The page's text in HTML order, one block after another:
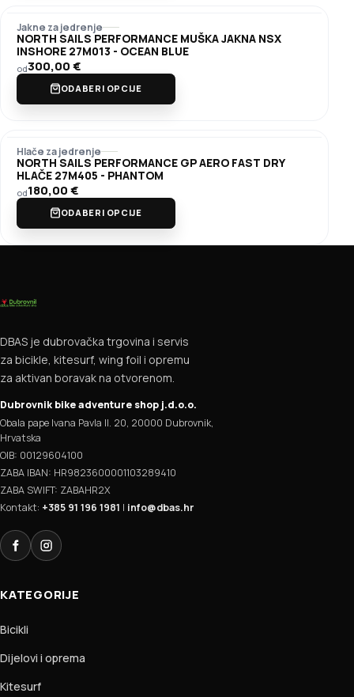
Jakne za jedrenje
NORTH SAILS PERFORMANCE MUŠKA JAKNA NSX
INSHORE 27M013 - OCEAN BLUE
od300,00€
ODABERI OPCIJE
Hlače za jedrenje
NORTH SAILS PERFORMANCE GP AERO FAST DRY
HLAČE 27M405 - PHANTOM
od180,00€
ODABERI OPCIJE
DBAS je dubrovačka trgovina i servis
za bicikle, kitesurf, wing foil i opremu
za aktivan boravak na otvorenom.
Dubrovnik bike adventure shop j.d.o.o.
Obala pape Ivana Pavla II. 20, 20000 Dubrovnik,
Hrvatska
OIB: 00129604100
ZABA IBAN: HR9823600001103289410
ZABA SWIFT: ZABAHR2X
Kontakt: +385 91 196 1981 | info@dbas.hr
FacebookInstagram
KATEGORIJE
Bicikli
Dijelovi i oprema
Kitesurf